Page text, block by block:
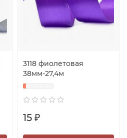
3118 фиолетовая
38мм-27,4м
15 ₽